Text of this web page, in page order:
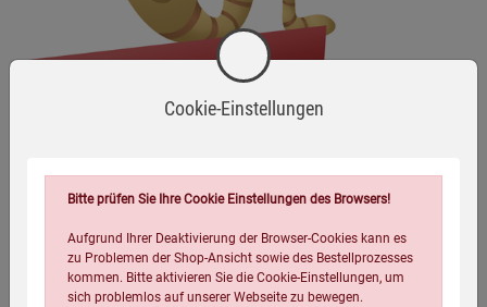
Cookie-Einstellungen
Bitte prüfen Sie Ihre Cookie Einstellungen des Browsers!
Aufgrund Ihrer Deaktivierung der Browser-Cookies kann es
zu Problemen der Shop-Ansicht sowie des Bestellprozesses
kommen. Bitte aktivieren Sie die Cookie-Einstellungen, um
sich problemlos auf unserer Webseite zu bewegen.